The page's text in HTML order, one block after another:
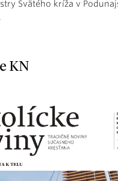
Svätého kríža v
KN